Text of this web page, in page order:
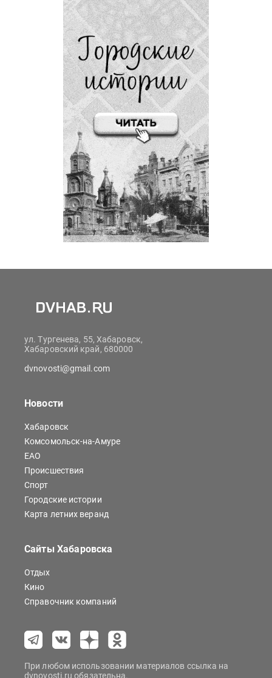
ул. Тургенева, 55, Хабаровск,
Хабаровский край, 680000
dvnovosti@gmail.com
Новости
Хабаровск
Комсомольск-на-Амуре
ЕАО
Происшествия
Спорт
Городские истории
Карта летних веранд
Сайты Хабаровска
Отдых
Кино
Справочник компаний
При любом использовании материалов ссылка на
dvnovosti.ru обязательна.